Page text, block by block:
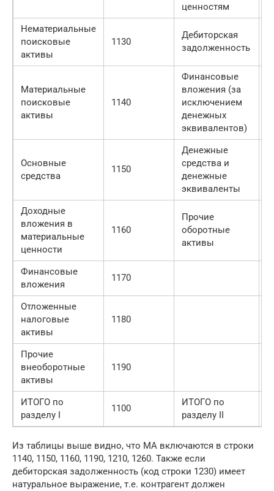
ценностям
Нематериальные
поисковые
активы
1130
Дебиторская
задолженность
Материальные
поисковые
активы
1140
Финансовые
вложения (за
исключением
денежных
эквивалентов)
Основные
средства
1150
Денежные
средства и
денежные
эквиваленты
Доходные
вложения в
материальные
ценности
1160
Прочие
оборотные
активы
Финансовые
вложения
1170
Отложенные
налоговые
активы
1180
Прочие
внеоборотные
активы
1190
ИТОГО по
разделу I
1100
ИТОГО по
разделу II
Из таблицы выше видно, что МА включаются в строки
1140, 1150, 1160, 1190, 1210, 1260. Также если
дебиторская задолженность (код строки 1230) имеет
натуральное выражение, т.е. контрагент должен